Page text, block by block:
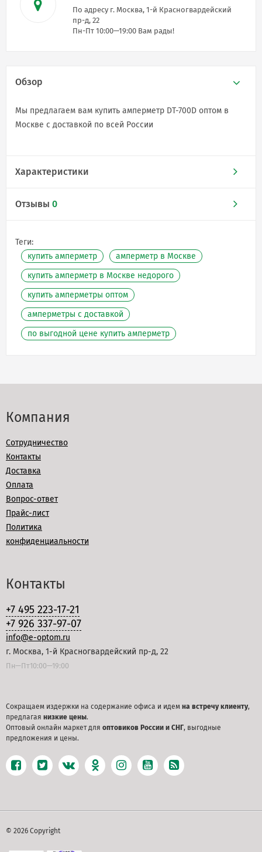
По адресу г. Москва, 1-й Красногвардейский
пр-д, 22
Пн-Пт 10:00—19:00 Вам рады!
Обзор
Мы предлагаем вам купить амперметр DT-700D оптом в
Москве с доставкой по всей России
Характеристики
Отзывы 0
Теги:
купить амперметр
амперметр в Москве
купить амперметр в Москве недорого
купить амперметры оптом
амперметры с доставкой
по выгодной цене купить амперметр
Компания
Сотрудничество
Контакты
Доставка
Оплата
Вопрос-ответ
Прайс-лист
Политика
конфиденциальности
Контакты
+7 495 223-17-21
+7 926 337-97-07
info@e-optom.ru
г. Москва, 1-й Красногвардейский пр-д, 22
Пн—Пт10:00—19:00
Сокращаем издержки на содержание офиса и идем на встречу клиенту,
предлагая низкие цены.
Оптовый онлайн маркет для оптовиков России и СНГ, выгодные
предложения и цены.
© 2026 Copyright